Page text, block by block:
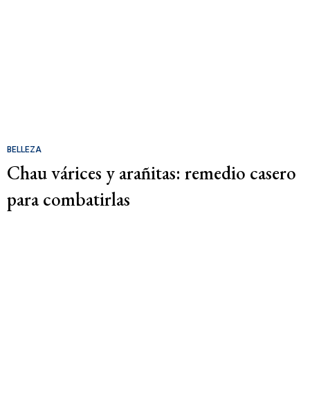
BELLEZA
Chau várices y arañitas: remedio casero
para combatirlas